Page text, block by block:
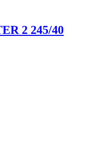
2 245/40